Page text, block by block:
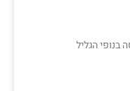
בנופי הגליל